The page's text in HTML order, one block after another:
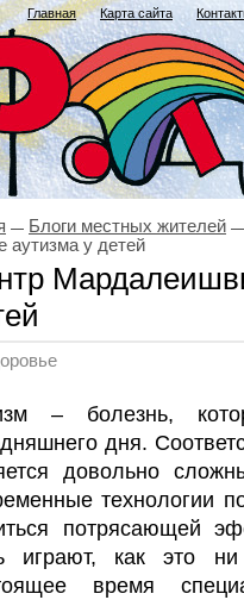
Главная Карта сайта
Блоги местных жителей
аутизма у детей
– болезнь,
дня.
довольно
технологии
потрясающей
играют, как это
время